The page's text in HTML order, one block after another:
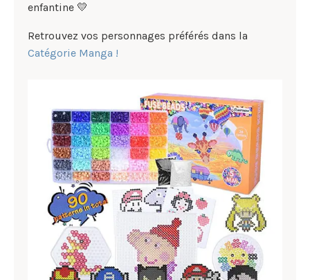
enfantine 💛
Retrouvez vos personnages préférés dans la
Catégorie Manga !